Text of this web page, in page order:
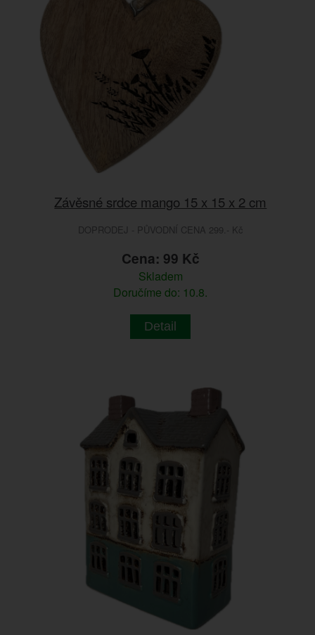
Závěsné srdce mango 15 x 15 x 2 cm
DOPRODEJ - PŮVODNÍ CENA 299.- Kč
Cena: 99 Kč
Skladem
Doručíme do: 10.8.
Detail